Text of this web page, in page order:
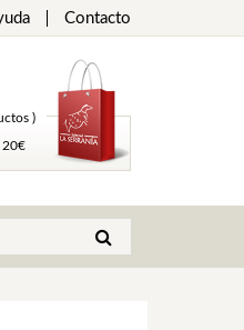
Contacto
)
20€